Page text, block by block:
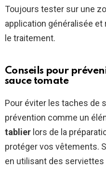
Toujours tester sur une
application généralisée
le traitement.
Conseils pour
sauce tomate
Pour éviter les taches de
prévention comme un
tablier lors de la
protéger vos vêtements.
en utilisant des